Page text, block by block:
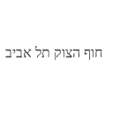
חוף הצוק תל אביב